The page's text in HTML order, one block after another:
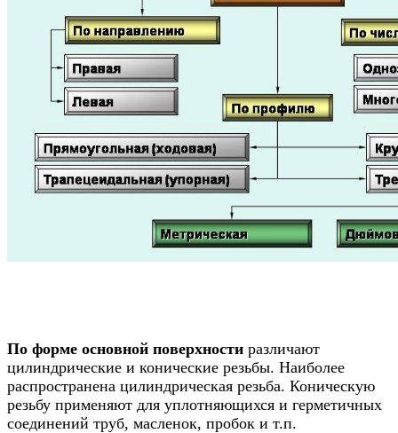
По форме основной поверхности различают
цилиндрические и конические резьбы. Наиболее
распространена цилиндрическая резьба. Коническую
резьбу применяют для уплотняющихся и герметичных
соединений труб, масленок, пробок и т.п.